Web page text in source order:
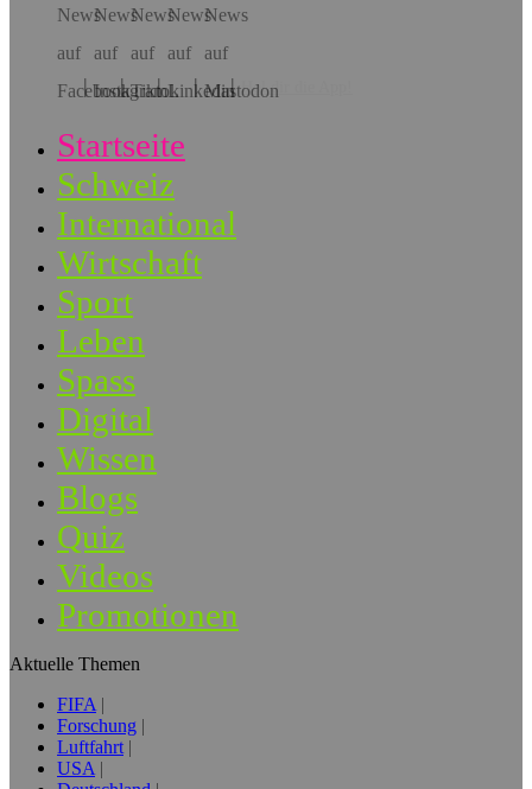
Hol dir die App!
Startseite
Schweiz
International
Wirtschaft
Sport
Leben
Spass
Digital
Wissen
Blogs
Quiz
Videos
Promotionen
Aktuelle Themen
FIFA
Forschung
Luftfahrt
USA